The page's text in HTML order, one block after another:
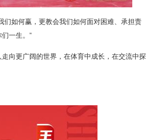
们如何赢，更教会我们如何面对困难、承担责
一生。”
向更广阔的世界，在体育中成长，在交流中探